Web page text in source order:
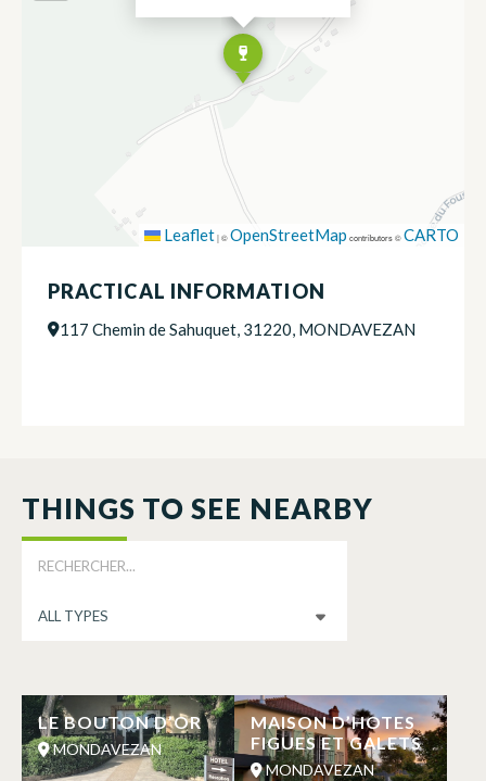
Leaflet|©OpenStreetMap contributors ©CARTO
PRACTICAL INFORMATION
117 Chemin de Sahuquet, 31220, MONDAVEZAN
THINGS TO SEE NEARBY
LE BOUTON D’OR
MONDAVEZAN
MAISON D’HOTES
FIGUES ET GALETS
MONDAVEZAN